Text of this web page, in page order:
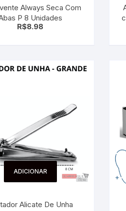
Artes e
Always Seca Com
P 8 Unidades
R$8.98
ADICIONAR
Alicate De Unha